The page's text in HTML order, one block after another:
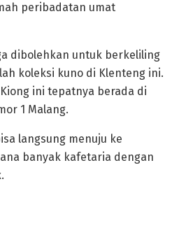
peribadatan umat
dibolehkan untuk berkeliling
koleksi kuno di Klenteng ini.
ini tepatnya berada di
1 Malang.
langsung menuju ke
banyak kafetaria dengan